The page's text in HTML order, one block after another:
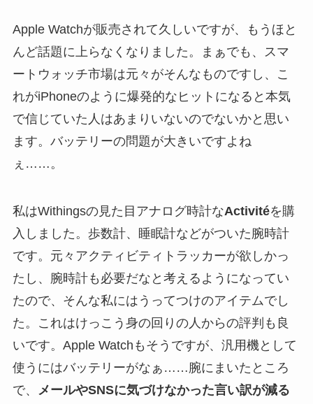
Apple Watchが販売されて久しいですが、もうほと
んど話題に上らなくなりました。まぁでも、スマ
ートウォッチ市場は元々がそんなものですし、こ
れがiPhoneのように爆発的なヒットになると本気
で信じていた人はあまりいないのでないかと思い
ます。バッテリーの問題が大きいですよね
ぇ……。
私はWithingsの見た目アナログ時計なActivitéを購
入しました。歩数計、睡眠計などがついた腕時計
です。元々アクティビティトラッカーが欲しかっ
たし、腕時計も必要だなと考えるようになってい
たので、そんな私にはうってつけのアイテムでし
た。これはけっこう身の回りの人からの評判も良
いです。Apple Watchもそうですが、汎用機として
使うにはバッテリーがなぁ……腕にまいたところ
で、
メールやSNSに気づけなかった言い訳が減る